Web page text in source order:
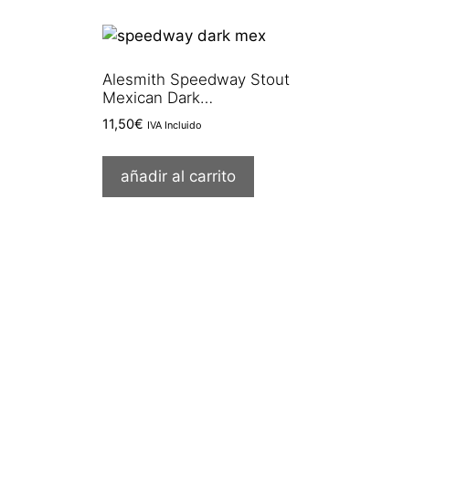
Alesmith Speedway Stout
Mexican Dark…
11,50€ IVA Incluido
añadir al carrito